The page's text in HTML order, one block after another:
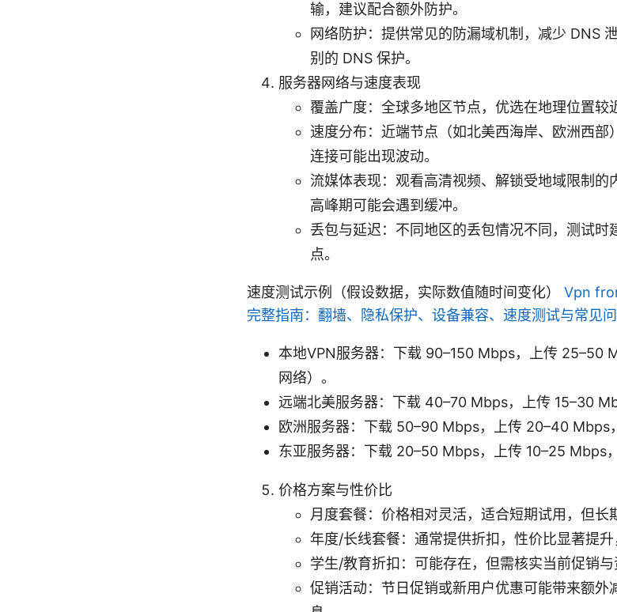
输，建议配合额外防护。
网络防护：提供常见的防漏域机制，减少 DNS
别的 DNS 保护。
服务器网络与速度表现
覆盖广度：全球多地区节点，优选在地理位置较
速度分布：近端节点（如北美西海岸、欧洲西部
连接可能出现波动。
流媒体表现：观看高清视频、解锁受地域限制的
高峰期可能会遇到缓冲。
丢包与延迟：不同地区的丢包情况不同，测试时
点。
速度测试示例（假设数据，实际数值随时间变化） Vpn
完整指南：翻墙、隐私保护、设备兼容、速度测试与常见
本地VPN服务器：下载 90–150 Mbps，上传 25–50
网络）。
远端北美服务器：下载 40–70 Mbps，上传 15–30
欧洲服务器：下载 50–90 Mbps，上传 20–40 Mbps
东亚服务器：下载 20–50 Mbps，上传 10–25 Mbps
价格方案与性价比
月度套餐：价格相对灵活，适合短期试用，但长
年度/长线套餐：通常提供折扣，性价比显著提升
学生/教育折扣：可能存在，但需核实当前促销与
促销活动：节日促销或新用户优惠可能带来额外